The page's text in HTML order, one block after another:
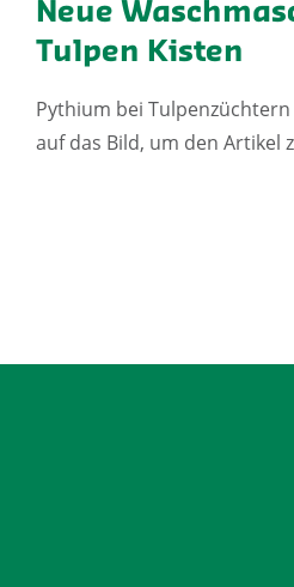
Neue
Tulpen Kisten
Pythium bei
auf das Bild, um den Artikel